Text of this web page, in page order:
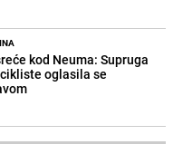
kod Neuma: Supruga
oglasila se